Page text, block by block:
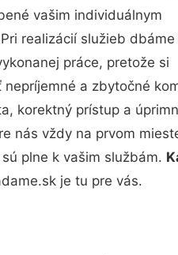
vašim individuálnym
realizácií služieb dbáme
práce, pretože si
a zbytočné
korektný prístup a
nás vždy na prvom
plne k vašim službám.
je tu pre vás.